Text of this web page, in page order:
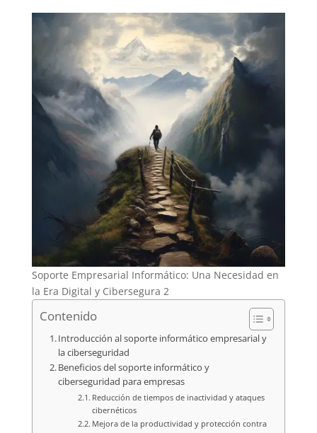
Soporte Empresarial Informático: Una Necesidad en
la Era Digital y Cibersegura 2
Contenido
Introducción al soporte informático empresarial y
la ciberseguridad
Beneficios del soporte informático y
ciberseguridad para empresas
Reducción de tiempos de inactividad y ataques
cibernéticos
Mejora de la productividad y protección contra